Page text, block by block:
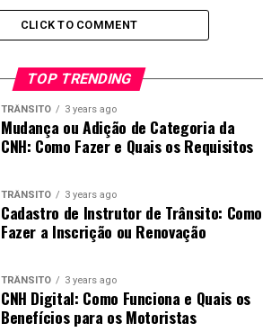
CLICK TO COMMENT
TOP TRENDING
TRÂNSITO 3 years ago
Mudança ou Adição de Categoria da
CNH: Como Fazer e Quais os Requisitos
TRÂNSITO 3 years ago
Cadastro de Instrutor de Trânsito: Como
Fazer a Inscrição ou Renovação
TRÂNSITO 3 years ago
CNH Digital: Como Funciona e Quais os
Benefícios para os Motoristas